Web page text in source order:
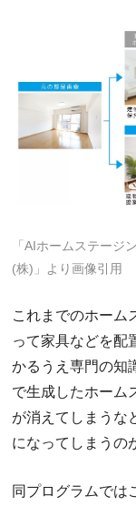
「AIホームステージ
(株)」より画像引用
これまでのホーム
って家具などを配
かるうえ専門の知
で生成したホーム
が消えてしまうな
になってしまうの
同プログラムでは